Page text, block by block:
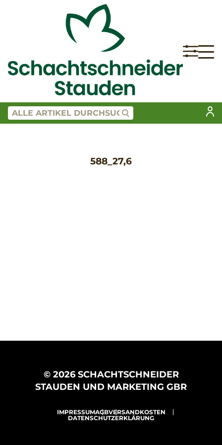
588_27,6
© 2026 SCHACHTSCHNEIDER
STAUDEN UND MARKETING GBR
IMPRESSUMAGBVERSANDKOSTEN
DATENSCHUTZERKLÄRUNG